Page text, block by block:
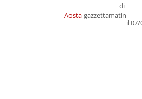
Aosta
di
gazzettamatin
il